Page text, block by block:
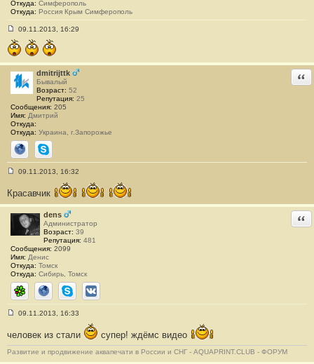
Откуда: Симферополь
Откуда: Россия Крым Симферополь
о
о
б
е
н
и
#
1
3
0
09.11.2013, 16:29
dmitrijttk
Бывалый
Возраст: 52
Репутация: 25
Сообщения: 205
Имя: Дмитрий
Откуда:
Откуда: Украина, г.Запорожье
СайтSkype
о
б
щ
и
е
#
1
3
1
09.11.2013, 16:32
Красавчик
dens
Администратор
Возраст: 39
Репутация: 481
Сообщения: 2099
Имя: Денис
Откуда: Томск
Откуда: Сибирь, Томск
ICQ СайтSkypeВКонтакте
о
б
щ
е
09.11.2013, 16:33
человек из стали супер! ждёмс видео
Развитие и продвижение аквапечати в России и СНГ - AQUAPRINT.CLUB - ФОРУМ